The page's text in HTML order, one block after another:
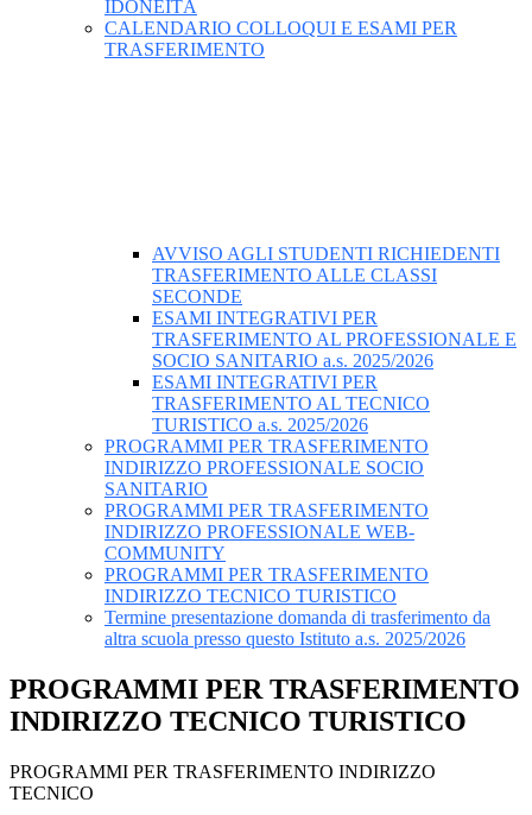
IDONEITÀ
CALENDARIO COLLOQUI E ESAMI PER
TRASFERIMENTO
AVVISO AGLI STUDENTI RICHIEDENTI
TRASFERIMENTO ALLE CLASSI
SECONDE
ESAMI INTEGRATIVI PER
TRASFERIMENTO AL PROFESSIONALE E
SOCIO SANITARIO a.s. 2025/2026
ESAMI INTEGRATIVI PER
TRASFERIMENTO AL TECNICO
TURISTICO a.s. 2025/2026
PROGRAMMI PER TRASFERIMENTO
INDIRIZZO PROFESSIONALE SOCIO
SANITARIO
PROGRAMMI PER TRASFERIMENTO
INDIRIZZO PROFESSIONALE WEB-
COMMUNITY
PROGRAMMI PER TRASFERIMENTO
INDIRIZZO TECNICO TURISTICO
Termine presentazione domanda di trasferimento da
altra scuola presso questo Istituto a.s. 2025/2026
PROGRAMMI PER TRASFERIMENTO
INDIRIZZO TECNICO TURISTICO
PROGRAMMI PER TRASFERIMENTO INDIRIZZO
TECNICO